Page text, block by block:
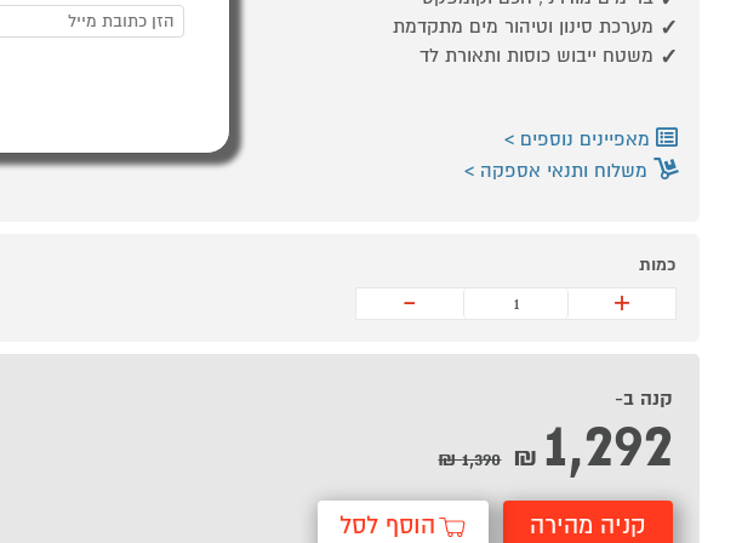
מערכת סינון וטיהור מים מתקדמת
משטח ייבוש כוסות ותאורת לד
מאפיינים נוספים
משלוח ותנאי אספקה
כמות
+
-
קנה ב-
1,292
₪
1,390 ₪
קניה מהירה הוסף לסל